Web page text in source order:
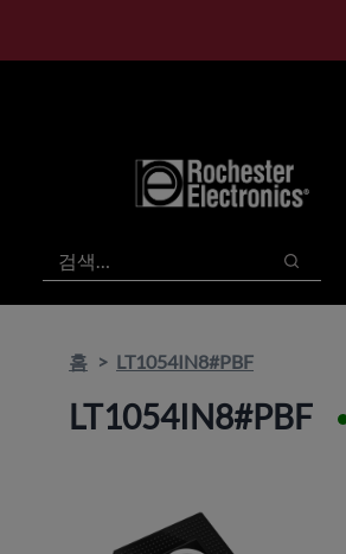
검색
검색
홈 LT1054IN8#PBF
LT1054IN8#PBF